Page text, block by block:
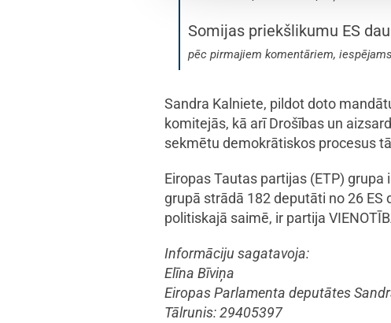
Somijas priekšlikumu ES
pēc pirmajiem komentāriem,
Sandra Kalniete, pildot doto
komitejās, kā arī Drošības un
sekmētu demokrātiskos procesus
Eiropas Tautas partijas (ETP)
grupā strādā 182 deputāti no 26
politiskajā saimē, ir partija
Informāciju sagatavoja:
Elīna Bīviņa
Eiropas Parlamenta deputātes
Tālrunis: 29405397